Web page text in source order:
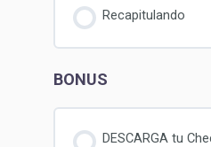
Recapitulando
BONUS
DESCARGA tu